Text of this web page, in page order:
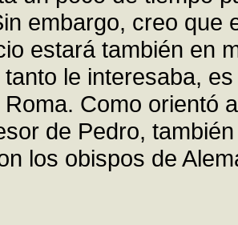
embargo, creo que
estará también en
le interesaba,
Como orientó
de Pedro,
los obispos de